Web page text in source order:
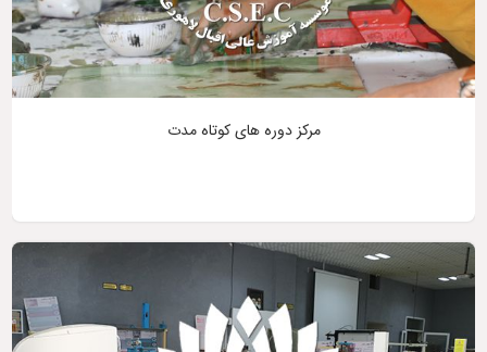
مرکز دوره های کوتاه مدت